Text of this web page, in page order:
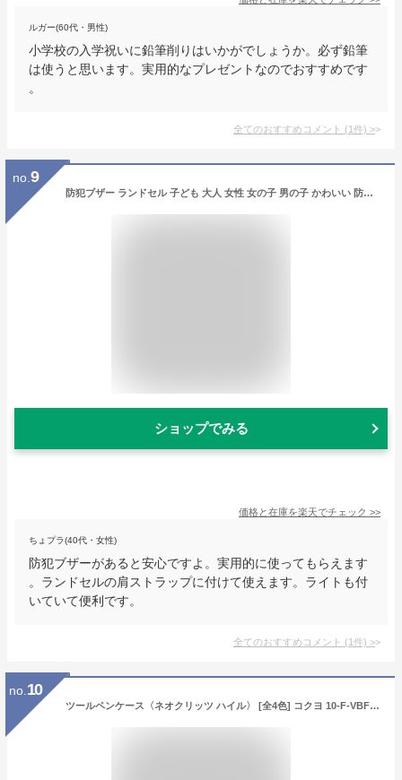
ルガー(60代・男性)
小学校の入学祝いに鉛筆削りはいかがでしょうか。必ず鉛筆
は使うと思います。実用的なプレゼントなのでおすすめです
。
全てのおすすめコメント (1件) >
no. 9
防犯ブザー ランドセル 子ども 大人 女性 女の子 男の子 かわいい 防犯アラーム 大音量 小学生 子供 子ども 児童 護身 災害 LEDライト キーホルダー ライト点灯機能付 全2色 BAL メール便(ネコポス)送料無料
ショップでみる
価格と在庫を楽天でチェック >>
ちょプラ(40代・女性)
防犯ブザーがあると安心ですよ。実用的に使ってもらえます
。ランドセルの肩ストラップに付けて使えます。ライトも付
いていて便利です。
全てのおすすめコメント (1件) >
no. 10
ツールペンケース〈ネオクリッツ ハイル〉 [全4色] コクヨ 10-F-VBF220-* *ネコポス不可* 社内持ち運びペンケース スタイリッシュ 省スペース ブラック ブルー レッド ピーコックグリーン 20本収納